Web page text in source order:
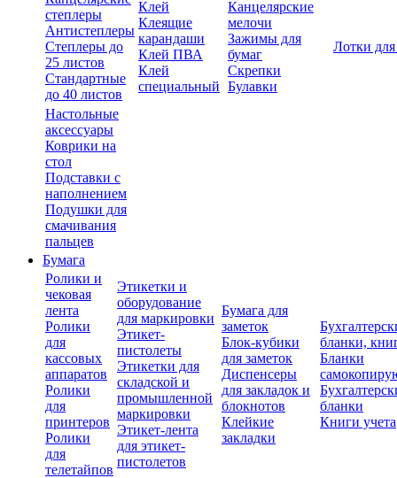
степлеры
Антистеплеры
Степлеры до
25 листов
Стандартные
до 40 листов
Клей
Клеящие
карандаши
Клей ПВА
Клей
специальный
Канцелярские
мелочи
Зажимы для
бумаг
Скрепки
Булавки
Лотки
Настольные
аксессуары
Коврики на
стол
Подставки с
наполнением
Подушки для
смачивания
пальцев
Бумага
Ролики и
чековая
лента
Ролики
для
кассовых
аппаратов
Ролики
для
принтеров
Ролики
для
телетайпов
Этикетки и
оборудование
для маркировки
Этикет-
пистолеты
Этикетки для
складской и
промышленной
маркировки
Этикет-лента
для этикет-
пистолетов
Бумага для
заметок
Блок-кубики
для заметок
Диспенсеры
для закладок и
блокнотов
Клейкие
закладки
бланки,
Бланки
бланки
Книги учета